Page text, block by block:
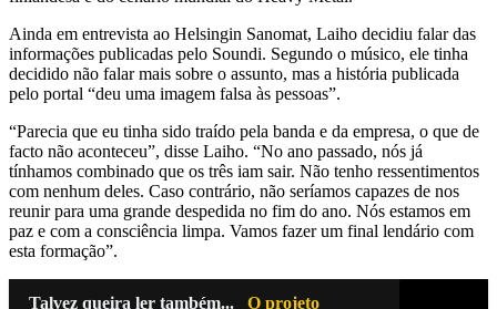
Ainda em entrevista ao Helsingin Sanomat, Laiho decidiu falar das
informações publicadas pelo Soundi. Segundo o músico, ele tinha
decidido não falar mais sobre o assunto, mas a história publicada
pelo portal “deu uma imagem falsa às pessoas”.
“Parecia que eu tinha sido traído pela banda e da empresa, o que de
facto não aconteceu”, disse Laiho. “No ano passado, nós já
tínhamos combinado que os três iam sair. Não tenho ressentimentos
com nenhum deles. Caso contrário, não seríamos capazes de nos
reunir para uma grande despedida no fim do ano. Nós estamos em
paz e com a consciência limpa. Vamos fazer um final lendário com
esta formação”.
Talvez queira ler também... O projeto